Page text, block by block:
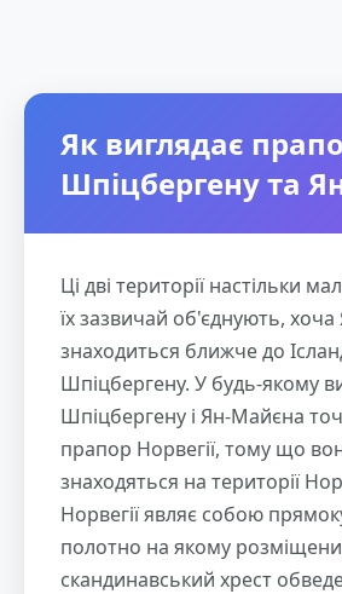
Як виглядає
Шпіцбергену та
Ці дві території настільки
їх зазвичай об'єднують,
знаходиться ближче до
Шпіцбергену. У будь-якому
Шпіцбергену і Ян-Майєна
прапор Норвегії, тому що
знаходяться на території
Норвегії являє собою
полотно на якому
скандинавський хрест